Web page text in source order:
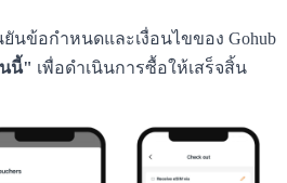
นข้อกำหนดและเงื่อนไขของ Gohub
นี้" เพื่อดำเนินการซื้อให้เสร็จสิ้น